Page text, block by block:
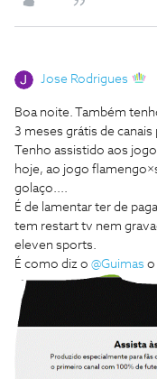
Jose Rodrigues
Boa noite. Também
3 meses grátis de
Tenho assistido aos
hoje, ao jogo
golaço....
É de lamentar ter de
tem restart tv nem
eleven sports.
É como diz o @Guimas o